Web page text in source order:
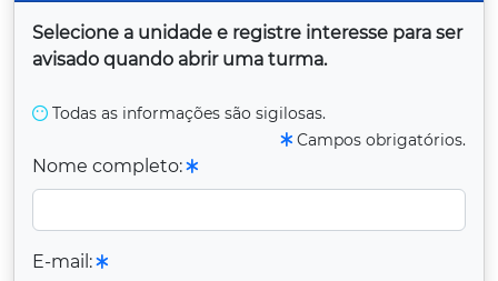
Selecione a unidade e registre interesse para ser
avisado quando abrir uma turma.
Todas as informações são sigilosas.
Campos obrigatórios.
Nome completo:
E-mail: